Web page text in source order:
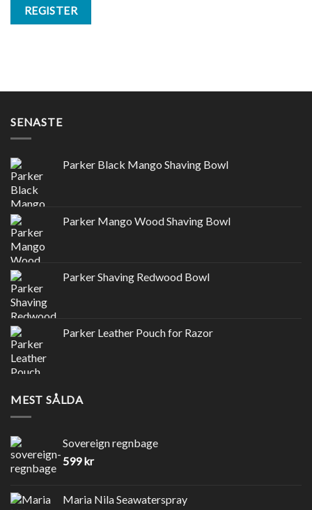
REGISTER
SENASTE
Parker Black Mango Shaving Bowl
Parker Mango Wood Shaving Bowl
Parker Shaving Redwood Bowl
Parker Leather Pouch for Razor
MEST SÅLDA
Sovereign regnbage
599kr
Maria Nila Seawaterspray